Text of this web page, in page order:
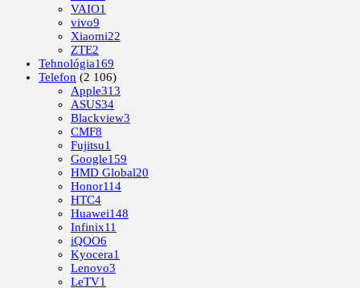
VAIO1
vivo9
Xiaomi22
ZTE2
Tehnológia169
Telefon (2 106)
Apple313
ASUS34
Blackview3
CMF8
Fujitsu1
Google159
HMD Global20
Honor114
HTC4
Huawei148
Infinix11
iQOO6
Kyocera1
Lenovo3
LeTV1